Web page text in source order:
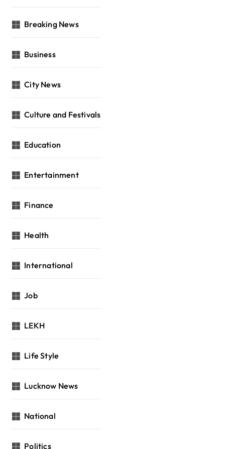
Breaking News
Business
City News
Culture and Festivals
Education
Entertainment
Finance
Health
International
Job
LEKH
Life Style
Lucknow News
National
Politics